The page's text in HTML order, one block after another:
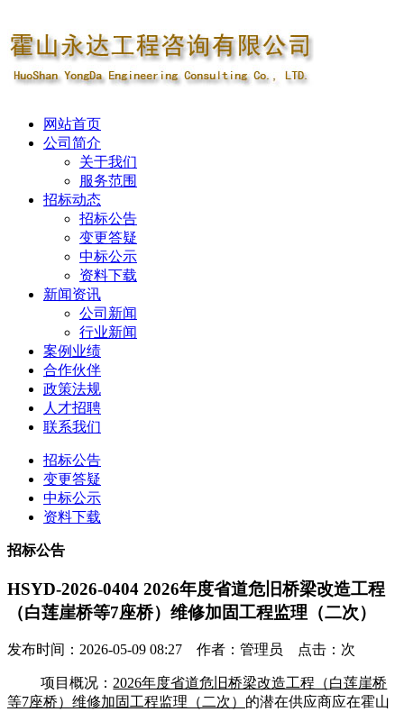
网站首页
公司简介
关于我们
服务范围
招标动态
招标公告
变更答疑
中标公示
资料下载
新闻资讯
公司新闻
行业新闻
案例业绩
合作伙伴
政策法规
人才招聘
联系我们
招标公告
变更答疑
中标公示
资料下载
招标公告
HSYD-2026-0404 2026年度省道危旧桥梁改造工程
（白莲崖桥等7座桥）维修加固工程监理（二次）
发布时间：2026-05-09 08:27 作者：管理员 点击： 次
项目概况：2026年度省道危旧桥梁改造工程（白莲崖桥
等7座桥）维修加固工程监理（二次） 的潜在供应商应在霍山